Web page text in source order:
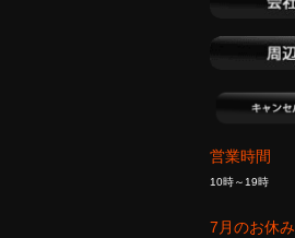
営業時間
10時～19時
7月のお休み